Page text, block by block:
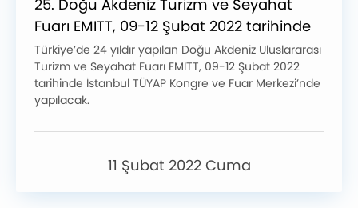
25. Doğu Akdeniz Turizm ve Seyahat
Fuarı EMITT, 09-12 Şubat 2022 tarihinde
İstanbul TÜYAP Kongre ve Fuar
Merkezi’nde
Türkiye’de 24 yıldır yapılan Doğu Akdeniz Uluslararası
Turizm ve Seyahat Fuarı EMITT, 09-12 Şubat 2022
tarihinde İstanbul TÜYAP Kongre ve Fuar Merkezi’nde
yapılacak.
11 Şubat 2022 Cuma